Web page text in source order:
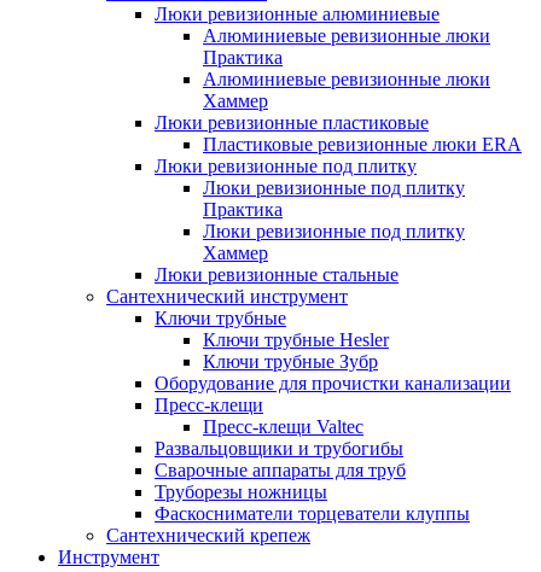
Люки ревизионные алюминиевые
Алюминиевые ревизионные люки
Практика
Алюминиевые ревизионные люки
Хаммер
Люки ревизионные пластиковые
Пластиковые ревизионные люки ERA
Люки ревизионные под плитку
Люки ревизионные под плитку
Практика
Люки ревизионные под плитку
Хаммер
Люки ревизионные стальные
Сантехнический инструмент
Ключи трубные
Ключи трубные Hesler
Ключи трубные Зубр
Оборудование для прочистки канализации
Пресс-клещи
Пресс-клещи Valtec
Развальцовщики и трубогибы
Сварочные аппараты для труб
Труборезы ножницы
Фаскосниматели торцеватели клуппы
Сантехнический крепеж
Инструмент